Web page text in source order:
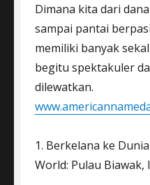
Dimana kita dari
sampai pantai
memiliki banyak
begitu spektakuler
dilewatkan.
1. Berkelana ke
World: Pulau Biawak,